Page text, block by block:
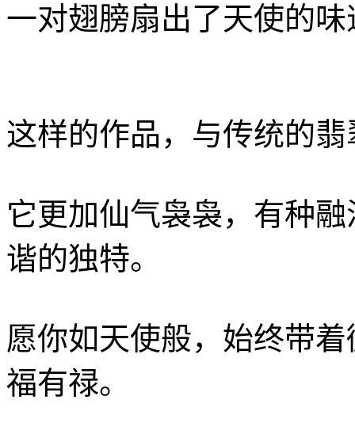
一对翅膀扇出了天使的
这样的作品，与传统的
它更加仙气袅袅，有种
谐的独特。
愿你如天使般，始终带
福有禄。